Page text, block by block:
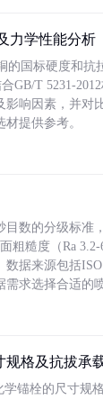
力学性能分析
的国标硬度和抗
GB/T 5231-
影响因素，并对
提供参考。
目数的分级标准
粗糙度（Ra
数据来源包括
求选择合适的
规格及抗拔承
学锚栓的尺寸规